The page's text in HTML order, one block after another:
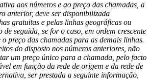
aos números e ao preço das chamadas, a
anterior, deve ser disponibilizada
gratuitas e pelas linhas geográficas ou
de seguida, se for o caso, em ordem crescente
preço das chamadas para as demais linhas.
do disposto nos números anteriores, não
um preço único para a chamada, pelo facto
em função da rede de origem e da rede de
ser prestada a seguinte informação,